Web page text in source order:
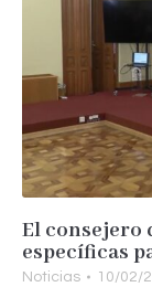
El consejero
específicas
Noticias 10/02/